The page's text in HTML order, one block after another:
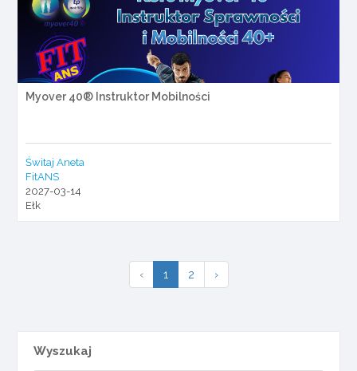
Myover 40® Instruktor Mobilności
Świtaj Aneta
FitANS
2027-03-14
Ełk
‹ 1 2 ›
Wyszukaj